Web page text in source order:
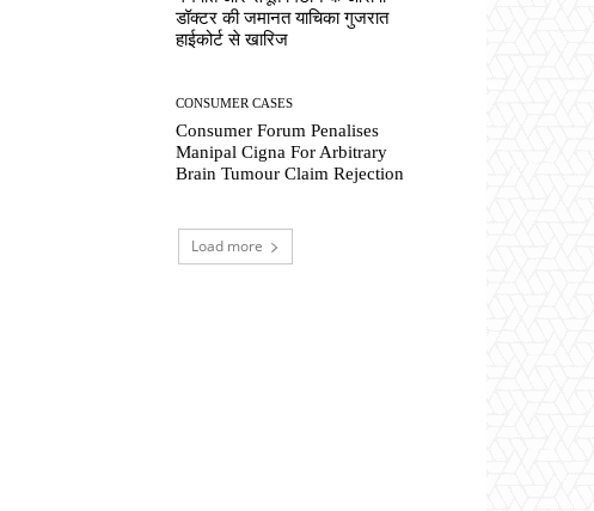
डॉक्टर की जमानत याचिका गुजरात
हाईकोर्ट से खारिज
CONSUMER CASES
Consumer Forum Penalises
Manipal Cigna For Arbitrary
Brain Tumour Claim Rejection
Load more